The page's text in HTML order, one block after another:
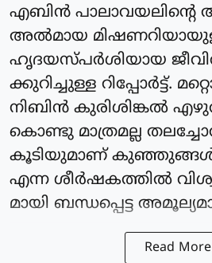
എബിൻ പാലാവയലിന്റെ
അൽമായ
ഹൃദയസ്പർശിയായ
ക്കുറിച്ചുള്ള റിപ്പോർട്ട്.
നിബിൻ കുരിശിങ്കൽ
കൊണ്ടു മാത്രമല്ല
കൂടിയുമാണ് കുഞ്ഞുങ്ങൾ
എന്ന ശീർഷകത്തിൽ
മായി ബന്ധപ്പെട്ട
Read More